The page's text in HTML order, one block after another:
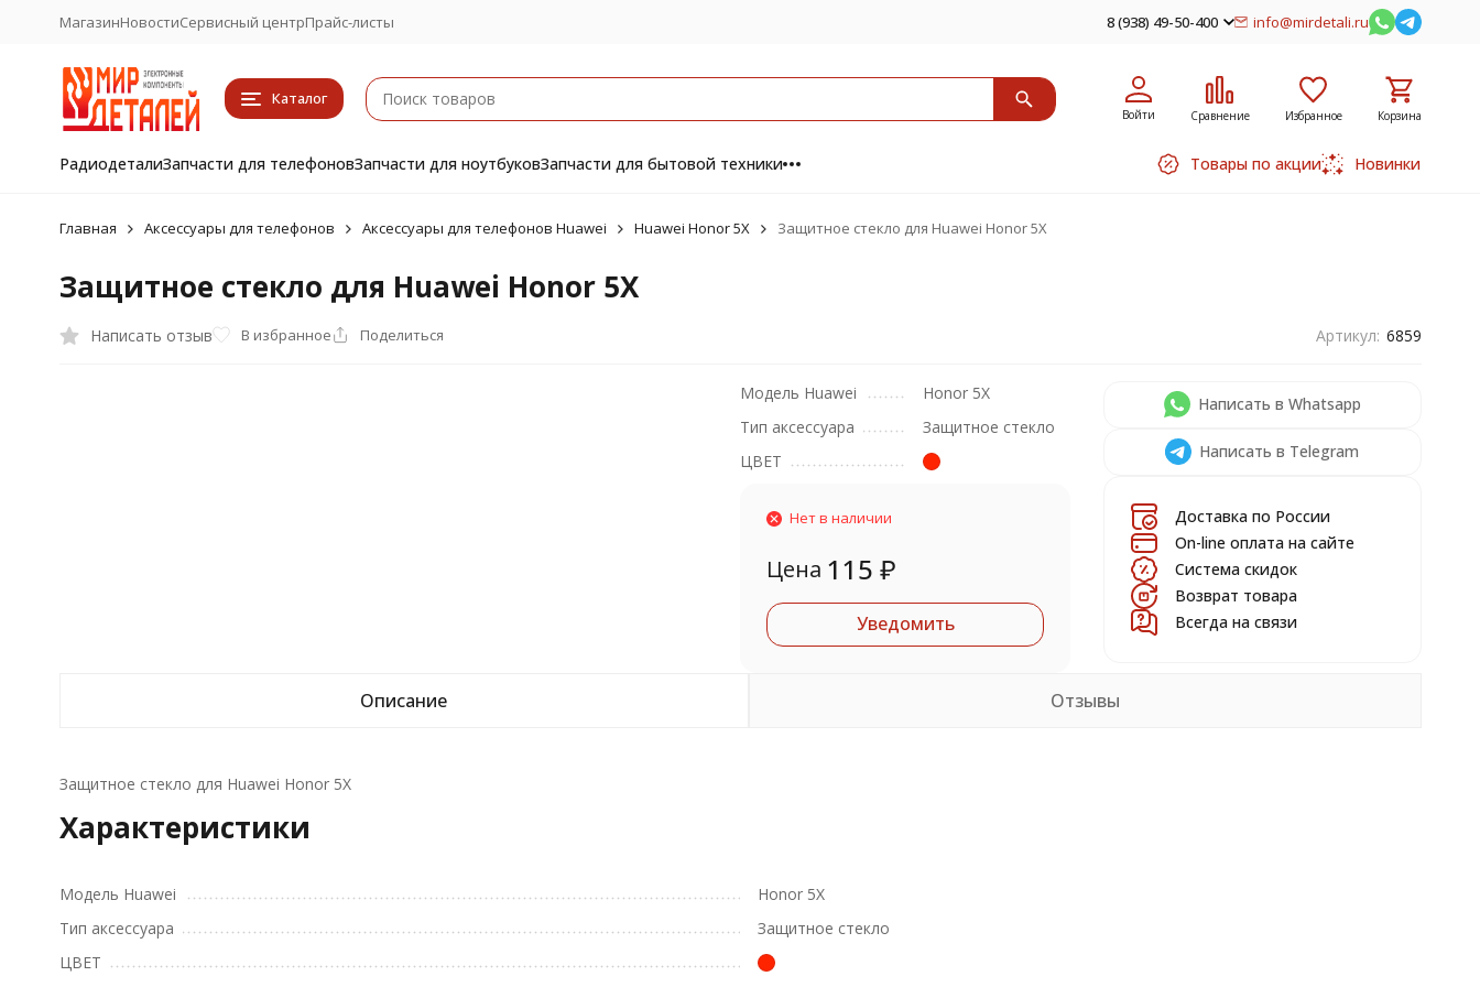
МагазинНовостиСервисный центрПрайс-листы 8 (938) 49-50-400 info@mirdetali.ru
Каталог
Войти Сравнение Избранное Корзина
РадиодеталиЗапчасти для телефоновЗапчасти для ноутбуковЗапчасти для бытовой техники Товары по акции Новинки
Главная Аксессуары для телефонов Аксессуары для телефонов Huawei Huawei Honor 5X Защитное стекло для Huawei Honor 5X
Защитное стекло для Huawei Honor 5X
Написать отзыв В избранное Поделиться Артикул: 6859
Модель Huawei
Honor 5X
Тип аксессуара
Защитное стекло
ЦВЕТ
Нет в наличии
Цена 115 ₽
Уведомить
Написать в Whatsapp
Написать в Telegram
Доставка по России
On-line оплата на сайте
Система скидок
Возврат товара
Всегда на связи
Описание Отзывы
Защитное стекло для Huawei Honor 5X
Характеристики
Модель Huawei
Honor 5X
Тип аксессуара
Защитное стекло
ЦВЕТ